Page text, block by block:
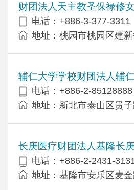
财团法人天主教圣保禄修
电话：+886-3-377-3311
地址：桃园市桃园区建
辅仁大学学校财团法人辅
电话：+886-2-85128888
地址：新北市泰山区贵
长庚医疗财团法人基隆长
电话：+886-2-2431-
地址：基隆市安乐区麦